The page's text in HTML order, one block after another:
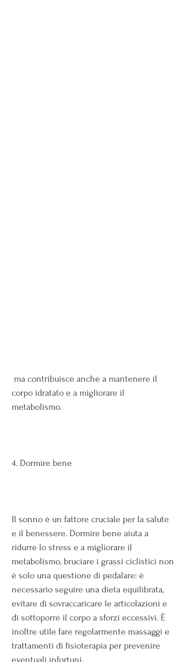
corpo idratato e a migliorare il
metabolismo.
4. Dormire bene
Il sonno è un fattore cruciale per la salute
e il benessere. Dormire bene aiuta a
ridurre lo stress e a migliorare il
metabolismo, bruciare i grassi ciclistici non
è solo una questione di pedalare: è
necessario seguire una dieta equilibrata,
evitare di sovraccaricare le articolazioni e
di sottoporre il corpo a sforzi eccessivi. È
inoltre utile fare regolarmente massaggi e
trattamenti di fisioterapia per prevenire
eventuali infortuni.